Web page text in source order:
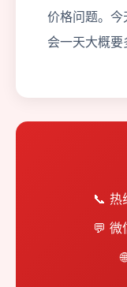
价格问题。
会一天大概要
📞 热
💬 微